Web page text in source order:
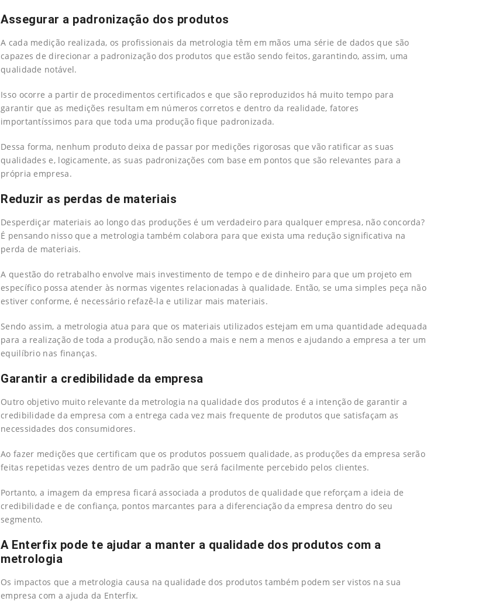
Assegurar a padronização dos produtos
A cada medição realizada, os profissionais da metrologia têm em mãos uma série de dados que são
capazes de direcionar a padronização dos produtos que estão sendo feitos, garantindo, assim, uma
qualidade notável.
Isso ocorre a partir de procedimentos certificados e que são reproduzidos há muito tempo para
garantir que as medições resultam em números corretos e dentro da realidade, fatores
importantíssimos para que toda uma produção fique padronizada.
Dessa forma, nenhum produto deixa de passar por medições rigorosas que vão ratificar as suas
qualidades e, logicamente, as suas padronizações com base em pontos que são relevantes para a
própria empresa.
Reduzir as perdas de materiais
Desperdiçar materiais ao longo das produções é um verdadeiro para qualquer empresa, não concorda?
É pensando nisso que a metrologia também colabora para que exista uma redução significativa na
perda de materiais.
A questão do retrabalho envolve mais investimento de tempo e de dinheiro para que um projeto em
específico possa atender às normas vigentes relacionadas à qualidade. Então, se uma simples peça não
estiver conforme, é necessário refazê-la e utilizar mais materiais.
Sendo assim, a metrologia atua para que os materiais utilizados estejam em uma quantidade adequada
para a realização de toda a produção, não sendo a mais e nem a menos e ajudando a empresa a ter um
equilíbrio nas finanças.
Garantir a credibilidade da empresa
Outro objetivo muito relevante da metrologia na qualidade dos produtos é a intenção de garantir a
credibilidade da empresa com a entrega cada vez mais frequente de produtos que satisfaçam as
necessidades dos consumidores.
Ao fazer medições que certificam que os produtos possuem qualidade, as produções da empresa serão
feitas repetidas vezes dentro de um padrão que será facilmente percebido pelos clientes.
Portanto, a imagem da empresa ficará associada a produtos de qualidade que reforçam a ideia de
credibilidade e de confiança, pontos marcantes para a diferenciação da empresa dentro do seu
segmento.
A Enterfix pode te ajudar a manter a qualidade dos produtos com a
metrologia
Os impactos que a metrologia causa na qualidade dos produtos também podem ser vistos na sua
empresa com a ajuda da Enterfix.